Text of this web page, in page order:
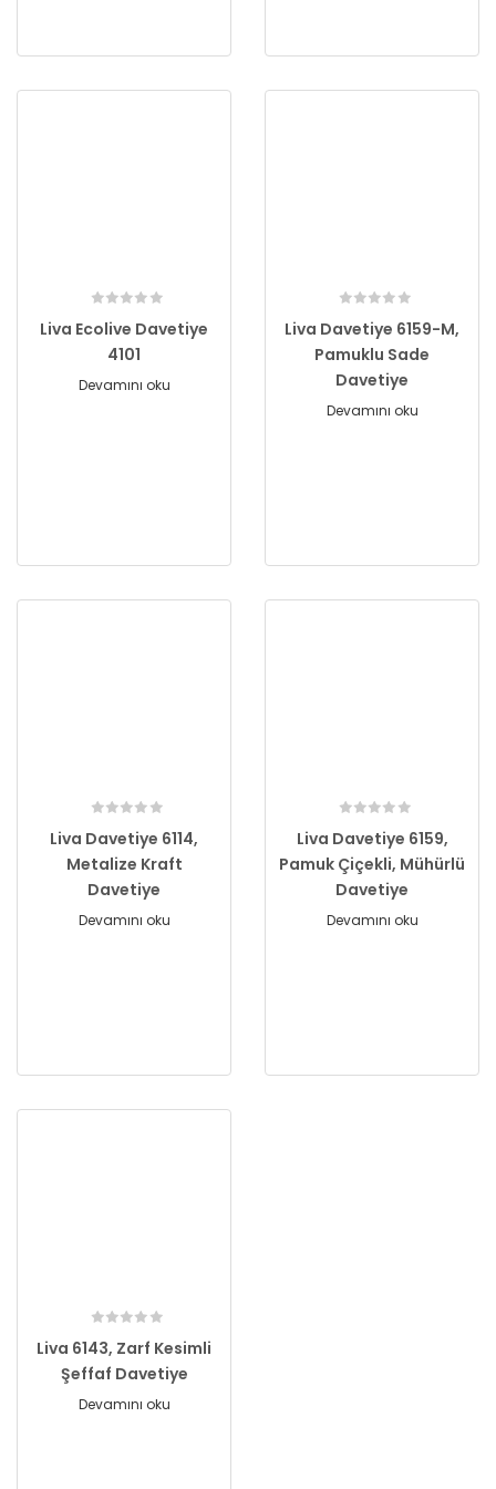
Liva Ecolive Davetiye
4101
Devamını oku
Liva Davetiye 6159-M,
Pamuklu Sade
Davetiye
Devamını oku
Liva Davetiye 6114,
Metalize Kraft
Davetiye
Devamını oku
Liva Davetiye 6159,
Pamuk Çiçekli, Mühürlü
Davetiye
Devamını oku
Liva 6143, Zarf Kesimli
Şeffaf Davetiye
Devamını oku